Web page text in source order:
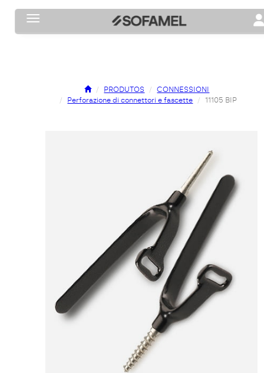
Toggle navigation
PRODUTOS
CONNESSIONI
Perforazione di connettori e fascette
11105 BIP